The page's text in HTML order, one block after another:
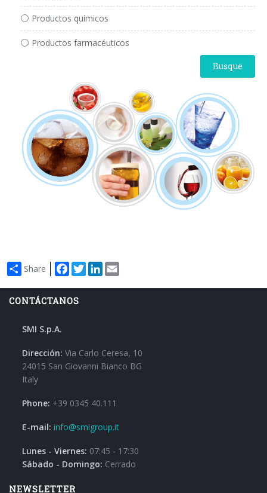
Productos químicos
Productos farmacéuticos
Busque
Share Facebook
TwitterLinkedIn
CONTÁCTANOS
SMI S.p.A.
Dirección: Via Carlo Ceresa, 10
24015 San Giovanni Bianco BG
Italy
Phone: +39 0345 40.111
E-mail: info@smigroup.it
Lunes - Viernes: 07:45 - 17:30
Sábado - Domingo: Cerrado
NEWSLETTER